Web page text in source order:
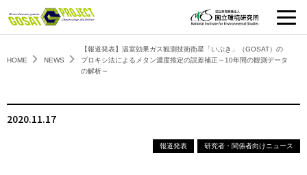
HOME NEWS
【報道発表】温室効果ガス観測技術衛星「いぶき」（GOSAT）の
プロキシ法によるメタン濃度推定の誤差補正～10年間の観測データ
の解析～
2020.11.17
報道発表 研究者・関係者向けニュース